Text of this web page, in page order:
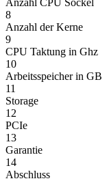
Anzahl CPU Sockel
8
Anzahl der Kerne
9
CPU Taktung in Ghz
10
Arbeitsspeicher in GB
11
Storage
12
PCIe
13
Garantie
14
Abschluss